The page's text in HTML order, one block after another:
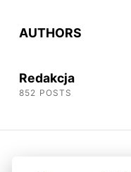
AUTHORS
Redakcja
852 POSTS